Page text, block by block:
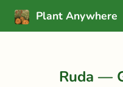
Plant Anywhere
Ruda —